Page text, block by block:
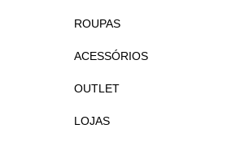
ROUPAS
ACESSÓRIOS
OUTLET
LOJAS